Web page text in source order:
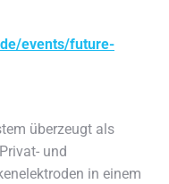
events/future-
überzeugt als
und
in einem